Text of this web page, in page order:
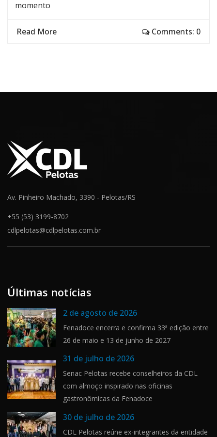
momento
Read More Comments: 0
Av. Pinheiro Machado, 3390 - Pelotas/RS
+55 (53) 3199-8702
cdlpelotas@cdlpelotas.com.br
Últimas notícias
2 de agosto de 2026
Fenadoce encerra e confirma 33ª edição entre
26 de maio e 13 de junho de 2027
31 de julho de 2026
Senac Pelotas recebe conselheiros da CDL
com almoço inspirado nas oficinas
gastronômicas da Fenadoce
30 de julho de 2026
CDL Pelotas reúne ex-integrantes da entidade